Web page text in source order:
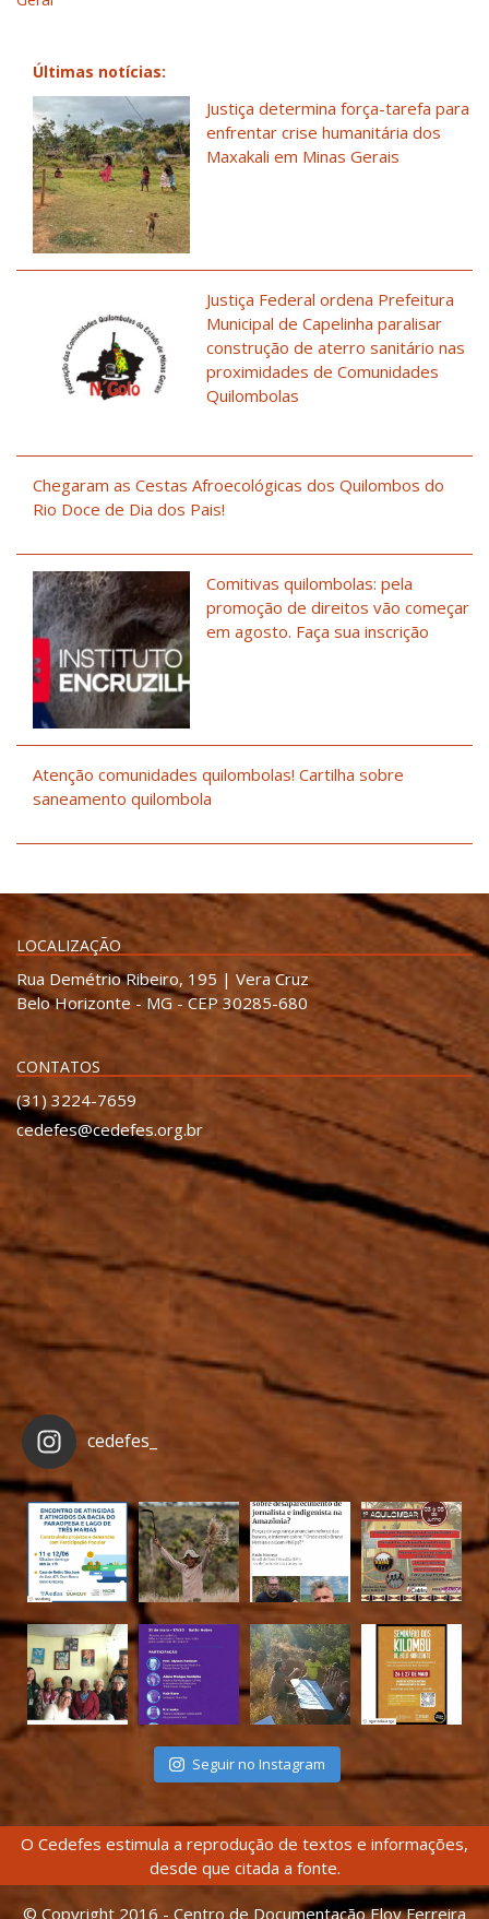
Últimas notícias:
Justiça determina força-tarefa para
enfrentar crise humanitária dos
Maxakali em Minas Gerais
Justiça Federal ordena Prefeitura
Municipal de Capelinha paralisar
construção de aterro sanitário nas
proximidades de Comunidades
Quilombolas
Chegaram as Cestas Afroecológicas dos Quilombos do
Rio Doce de Dia dos Pais!
Comitivas quilombolas: pela
promoção de direitos vão começar
em agosto. Faça sua inscrição
Atenção comunidades quilombolas! Cartilha sobre
saneamento quilombola
LOCALIZAÇÃO
Rua Demétrio Ribeiro, 195 | Vera Cruz
Belo Horizonte - MG - CEP 30285-680
CONTATOS
(31) 3224-7659
cedefes@cedefes.org.br
cedefes_
Seguir no Instagram
O Cedefes estimula a reprodução de textos e informações,
desde que citada a fonte.
© Copyright 2016 - Centro de Documentação Eloy Ferreira